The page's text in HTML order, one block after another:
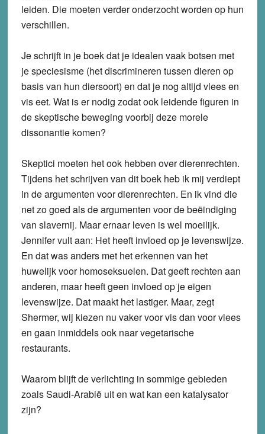
leiden. Die moeten verder onderzocht worden op hun
verschillen.
Je schrijft in je boek dat je idealen vaak botsen met
je speciesisme (het discrimineren tussen dieren op
basis van hun diersoort) en dat je nog altijd vlees en
vis eet. Wat is er nodig zodat ook leidende figuren in
de skeptische beweging voorbij deze morele
dissonantie komen?
Skeptici moeten het ook hebben over dierenrechten.
Tijdens het schrijven van dit boek heb ik mij verdiept
in de argumenten voor dierenrechten. En ik vind die
net zo goed als de argumenten voor de beëindiging
van slavernij. Maar ernaar leven is wel moeilijk.
Jennifer vult aan: Het heeft invloed op je levenswijze.
En dat was anders met het erkennen van het
huwelijk voor homoseksuelen. Dat geeft rechten aan
anderen, maar heeft geen invloed op je eigen
levenswijze. Dat maakt het lastiger. Maar, zegt
Shermer, wij kiezen nu vaker voor vis dan voor vlees
en gaan inmiddels ook naar vegetarische
restaurants.
Waarom blijft de verlichting in sommige gebieden
zoals Saudi-Arabië uit en wat kan een katalysator
zijn?